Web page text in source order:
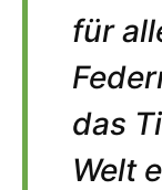
für
das
Welt